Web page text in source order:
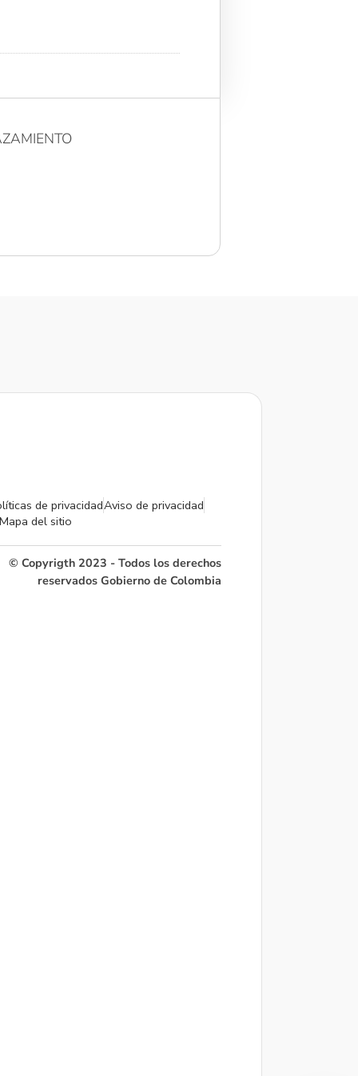
de privacidadAviso de privacidad
Mapa del sitio
© Copyrigth 2023 - Todos los derechos
reservados Gobierno de Colombia